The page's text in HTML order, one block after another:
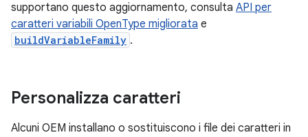
supportano questo aggiornamento, consulta API per
caratteri variabili OpenType migliorata e
buildVariableFamily .
Personalizza caratteri
Alcuni OEM installano o sostituiscono i file dei caratteri in